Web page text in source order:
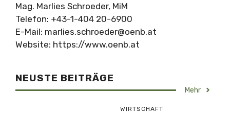
Mag. Marlies Schroeder, MiM
Telefon: +43-1-404 20-6900
E-Mail: marlies.schroeder@oenb.at
Website: https://www.oenb.at
NEUSTE BEITRÄGE
Mehr
WIRTSCHAFT